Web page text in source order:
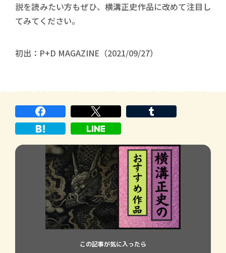
説を読みたい方もぜひ、横溝正史作品に改めて注目し
てみてください。
初出：P+D MAGAZINE（2021/09/27）
この記事が気に入ったら